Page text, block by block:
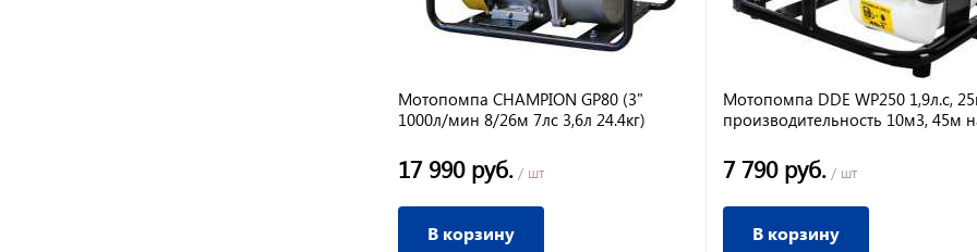
Мотопомпа CHAMPION GP80 (3"
1000л/мин 8/26м 7лс 3,6л 24.4кг)
17 990 руб. / шт
В корзину
Мотопомпа DDE WP250 1,9л.с,
производительность 10м3, 45м
7 790 руб. / шт
В корзину